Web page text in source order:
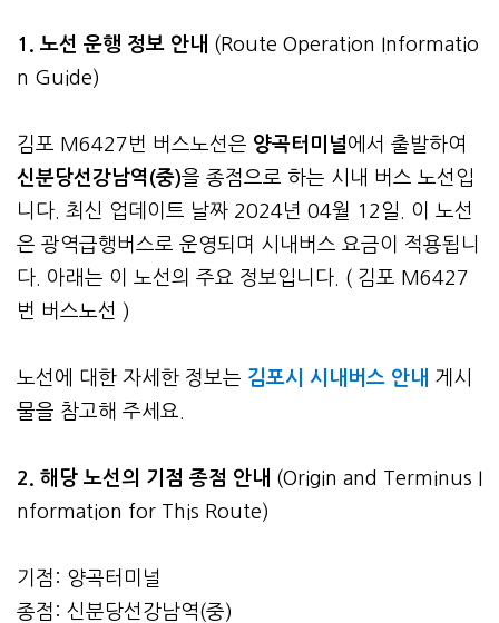
1. 노선 운행 정보 안내 (Route Operation Informatio
n Guide)
김포 M6427번 버스노선은 양곡터미널에서 출발하여
신분당선강남역(중)을 종점으로 하는 시내 버스 노선입
니다. 최신 업데이트 날짜 2024년 04월 12일. 이 노선
은 광역급행버스로 운영되며 시내버스 요금이 적용됩니
다. 아래는 이 노선의 주요 정보입니다. ( 김포 M6427
번 버스노선 )
노선에 대한 자세한 정보는 김포시 시내버스 안내 게시
물을 참고해 주세요.
2. 해당 노선의 기점 종점 안내 (Origin and Terminus I
nformation for This Route)
기점: 양곡터미널
종점: 신분당선강남역(중)